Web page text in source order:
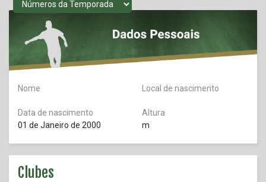
Nome
Data de nascimento
01 de Janeiro de 2000
Local de nascimento
Altura
m
Clubes